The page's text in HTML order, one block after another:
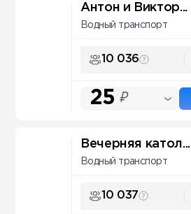
Антон и Виктор...
Водный транспорт
10 036
25 ₽
Вечерняя катол...
Водный транспорт
10 037